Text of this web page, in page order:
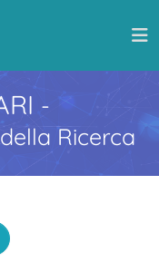
-
Ricerca